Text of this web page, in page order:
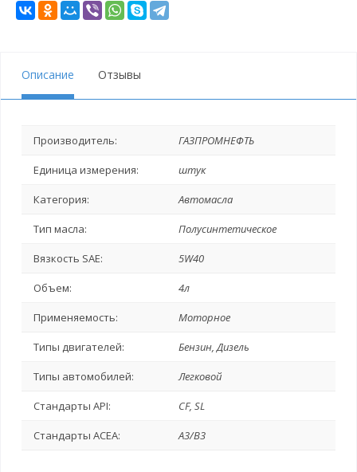
Описание Отзывы
Производитель: ГАЗПРОМНЕФТЬ
Единица измерения: штук
Категория: Автомасла
Тип масла: Полусинтетическое
Вязкость SAE: 5W40
Объем: 4л
Применяемость: Моторное
Типы двигателей: Бензин, Дизель
Типы автомобилей: Легковой
Стандарты API: CF, SL
Стандарты ACEA: A3/B3